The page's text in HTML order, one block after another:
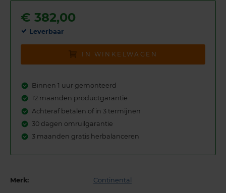
€ 382,00
Leverbaar
IN WINKELWAGEN
Binnen 1 uur gemonteerd
12 maanden productgarantie
Achteraf betalen of in 3 termijnen
30 dagen omruilgarantie
3 maanden gratis herbalanceren
Merk: Continental